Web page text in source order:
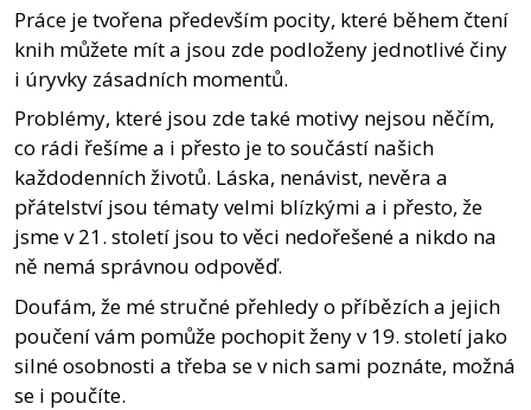
Práce je tvořena především pocity, které během čtení
knih můžete mít a jsou zde podloženy jednotlivé činy
i úryvky zásadních momentů.
Problémy, které jsou zde také motivy nejsou něčím,
co rádi řešíme a i přesto je to součástí našich
každodenních životů. Láska, nenávist, nevěra a
přátelství jsou tématy velmi blízkými a i přesto, že
jsme v 21. století jsou to věci nedořešené a nikdo na
ně nemá správnou odpověď.
Doufám, že mé stručné přehledy o příbězích a jejich
poučení vám pomůže pochopit ženy v 19. století jako
silné osobnosti a třeba se v nich sami poznáte, možná
se i poučíte.